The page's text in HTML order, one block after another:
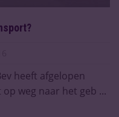
heeft afgelopen
weg naar het geb ...